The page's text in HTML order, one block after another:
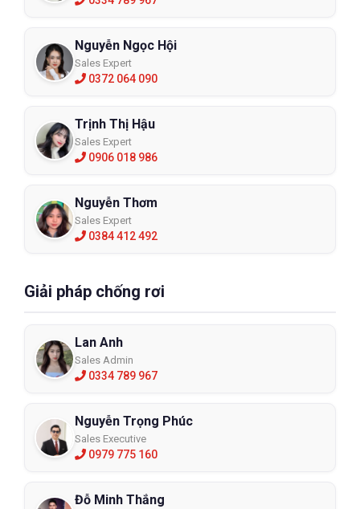
Nguyễn Ngọc Hội
Sales Expert
0372 064 090
Trịnh Thị Hậu
Sales Expert
0906 018 986
Nguyễn Thơm
Sales Expert
0384 412 492
Giải pháp chống rơi
Lan Anh
Sales Admin
0334 789 967
Nguyễn Trọng Phúc
Sales Executive
0979 775 160
Đỗ Minh Thắng